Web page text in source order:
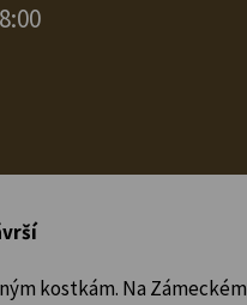
kostkám. Na Zámeckém